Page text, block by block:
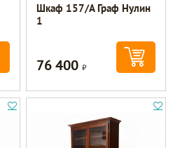
Шкаф 157/А Граф Нулин
1
76 400Р